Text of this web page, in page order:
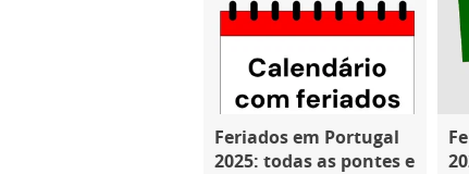
Feriados em Portugal
2025: todas as pontes e